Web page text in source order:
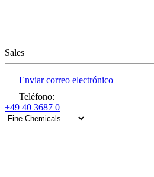
Sales
Enviar correo electrónico
Teléfono:
+49 40 3687 0